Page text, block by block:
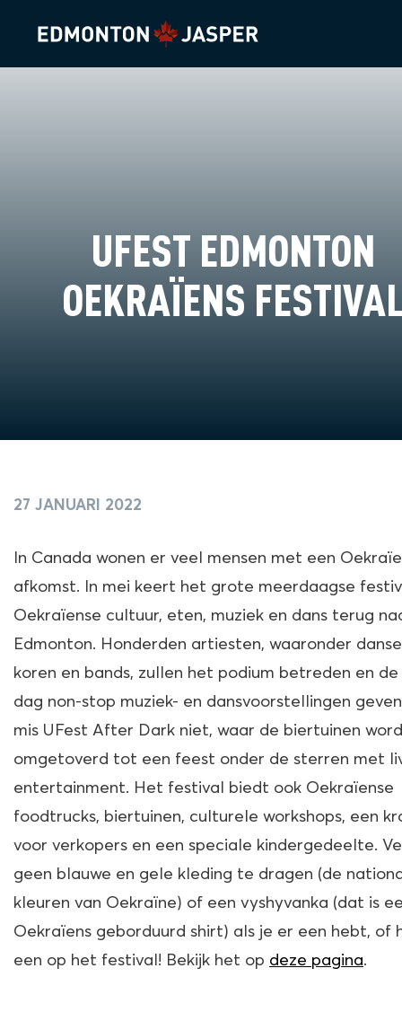
UFEST EDMONTON
OEKRAÏENS
27 JANUARI 2022
In Canada wonen er veel mensen met een
afkomst. In mei keert het grote meerdaagse
Oekraïense cultuur, eten, muziek en dans terug
Edmonton. Honderden artiesten, waaronder
koren en bands, zullen het podium betreden en
dag non-stop muziek- en dansvoorstellingen
mis UFest After Dark niet, waar de biertuinen
omgetoverd tot een feest onder de sterren met
entertainment. Het festival biedt ook Oekraïense
foodtrucks, biertuinen, culturele workshops, een
voor verkopers en een speciale kindergedeelte.
geen blauwe en gele kleding te dragen (de
kleuren van Oekraïne) of een vyshyvanka (dat is
Oekraïens geborduurd shirt) als je er een hebt, of
een op het festival! Bekijk het op deze pagina.